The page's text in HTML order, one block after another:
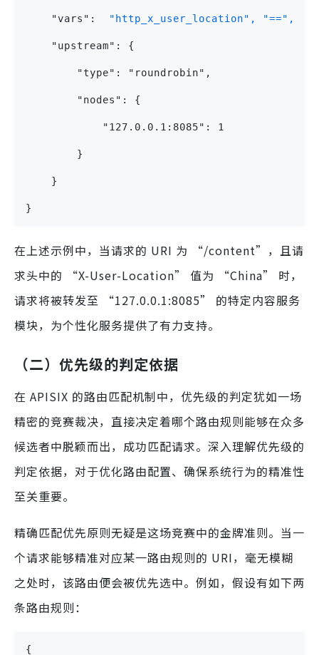
    "vars":
"http_x_user_location", "==",
    "upstream": {
        "type": "roundrobin",
        "nodes": {
            "127.0.0.1:8085": 1
        }
    }
}
在上述示例中，当请求的 URI 为 “/content”，且请
求头中的 “X-User-Location” 值为 “China” 时，
请求将被转发至 “127.0.0.1:8085” 的特定内容服务
模块，为个性化服务提供了有力支持。
（二）优先级的判定依据
在 APISIX 的路由匹配机制中，优先级的判定犹如一场
精密的竞赛裁决，直接决定着哪个路由规则能够在众多
候选者中脱颖而出，成功匹配请求。深入理解优先级的
判定依据，对于优化路由配置、确保系统行为的精准性
至关重要。
精确匹配优先原则无疑是这场竞赛中的金牌准则。当一
个请求能够精准对应某一路由规则的 URI，毫无模糊
之处时，该路由便会被优先选中。例如，假设有如下两
条路由规则：
{